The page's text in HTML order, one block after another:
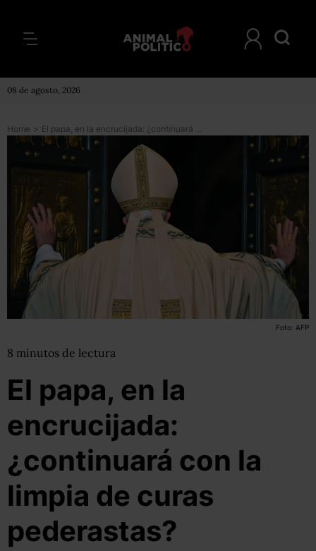
08 de agosto, 2026
Home > El papa, en la encrucijada: ¿continuará con la limpia de curas pederastas?
Foto: AFP
8 minutos de lectura
El papa, en la
encrucijada:
¿continuará con la
limpia de curas
pederastas?